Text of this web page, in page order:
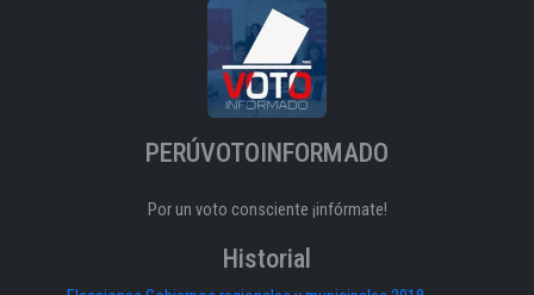
PERÚVOTOINFORMADO
Por un voto consciente ¡infórmate!
Historial